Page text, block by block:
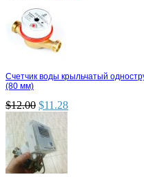
Счетчик воды крыльчатый
(80 мм)
$12.00 $11.28